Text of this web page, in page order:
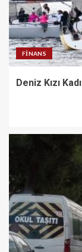
FINANS
Deniz Kızı